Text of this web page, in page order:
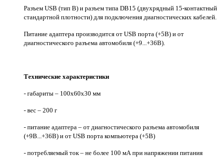
Разъем USB (тип В) и разъем типа DВ15 (двухрядный 15-контактный
стандартной плотности) для подключения диагностических кабелей.
Питание адаптера производится от USB порта (+5В) и от
диагностического разъема автомобиля (+9...+36В).
Технические характеристики
- габариты – 100х60х30 мм
- вес – 200 г
- питание адаптера – от диагностического разъема автомобиля
(+9В...+36В) и от USB порта компьютера (+5В)
- потребляемый ток – не более 100 мА при напряжении питания